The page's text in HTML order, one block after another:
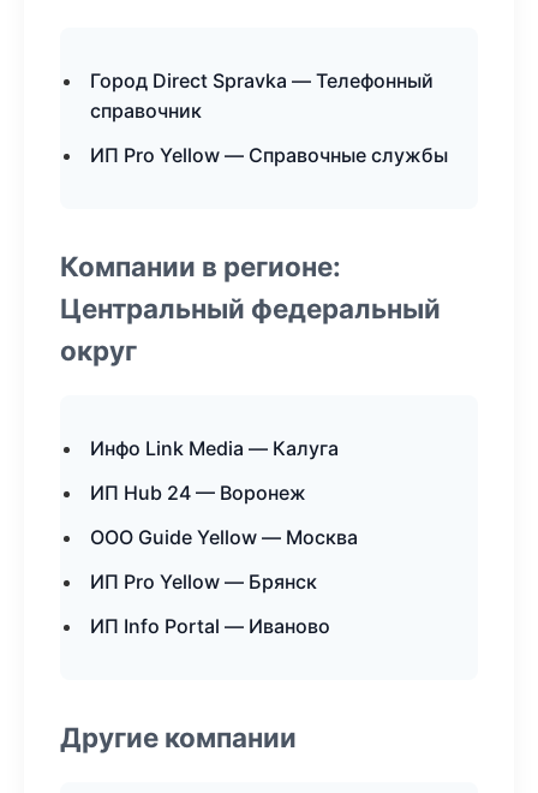
Город Direct Spravka — Телефонный
справочник
ИП Pro Yellow — Справочные службы
Компании в регионе:
Центральный федеральный
округ
Инфо Link Media — Калуга
ИП Hub 24 — Воронеж
ООО Guide Yellow — Москва
ИП Pro Yellow — Брянск
ИП Info Portal — Иваново
Другие компании